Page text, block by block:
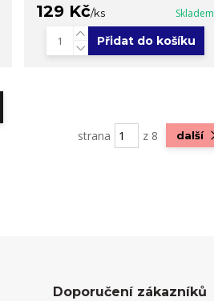
129 Kč/ks Skladem
Přidat do košíku
strana z 8 další
Doporučení zákazníků